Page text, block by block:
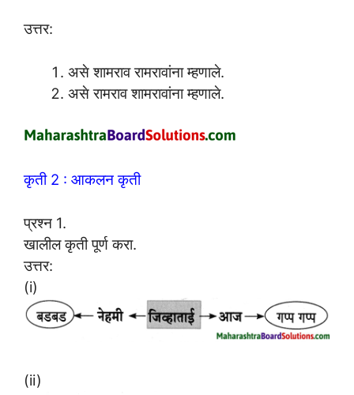
उत्तर:
असे शामराव रामरावांना म्हणाले.
असे रामराव शामरावांना म्हणाले.
कृती 2 : आकलन कृती
प्रश्न 1.
खालील कृती पूर्ण करा.
उत्तर:
(i)
(ii)